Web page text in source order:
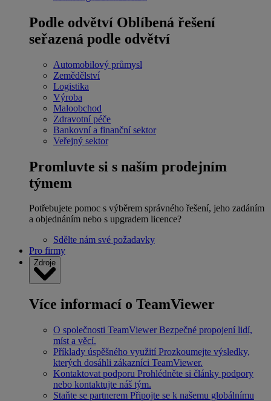
Podle odvětví Oblíbená řešení
seřazená podle odvětví
Automobilový průmysl
Zemědělství
Logistika
Výroba
Maloobchod
Zdravotní péče
Bankovní a finanční sektor
Veřejný sektor
Promluvte si s naším prodejním
týmem
Potřebujete pomoc s výběrem správného řešení, jeho zadáním
a objednáním nebo s upgradem licence?
Sdělte nám své požadavky
Pro firmy
Zdroje
Více informací o TeamViewer
O společnosti TeamViewer Bezpečné propojení lidí,
míst a věcí.
Příklady úspěšného využití Prozkoumejte výsledky,
kterých dosáhli zákazníci TeamViewer.
Kontaktovat podporu Prohlédněte si články podpory
nebo kontaktujte náš tým.
Staňte se partnerem Připojte se k našemu globálnímu